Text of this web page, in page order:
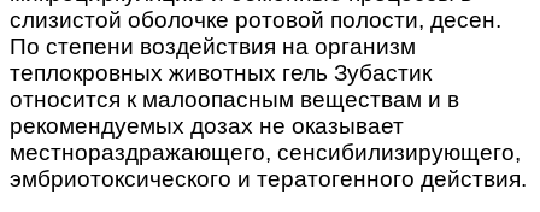
слизистой оболочке ротовой полости, десен.
По степени воздействия на организм
теплокровных животных гель Зубастик
относится к малоопасным веществам и в
рекомендуемых дозах не оказывает
местнораздражающего, сенсибилизирующего,
эмбриотоксического и тератогенного действия.